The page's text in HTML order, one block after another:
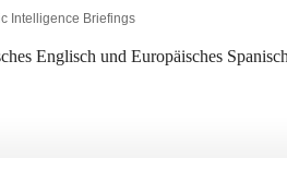
Intelligence Briefings
Englisch und Europäisches Spanisch